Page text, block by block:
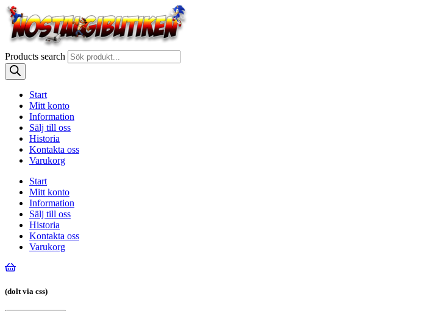
Products search
Start
Mitt konto
Information
Sälj till oss
Historia
Kontakta oss
Varukorg
Start
Mitt konto
Information
Sälj till oss
Historia
Kontakta oss
Varukorg
(dolt via css)